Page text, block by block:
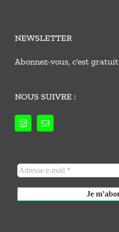
NEWSLETTER
Abonnez-vous, c'est gratuit
NOUS SUIVRE :